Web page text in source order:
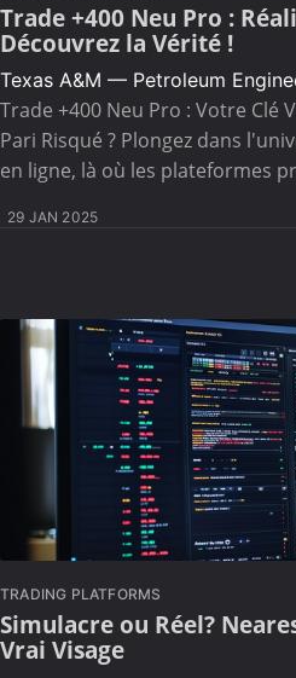
Trade +400 Neu Pro :
Découvrez la Vérité !
Texas A&M — Petroleum
Trade +400 Neu Pro : Votre Clé
Pari Risqué ? Plongez dans
en ligne, là où les plateformes
29 JAN 2025
TRADING PLATFORMS
Simulacre ou Réel?
Vrai Visage